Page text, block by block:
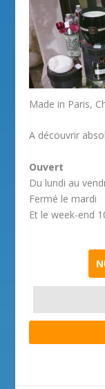
Made in Paris,
A découvrir
Ouvert
Du lundi au
Fermé le mardi
Et le week-end